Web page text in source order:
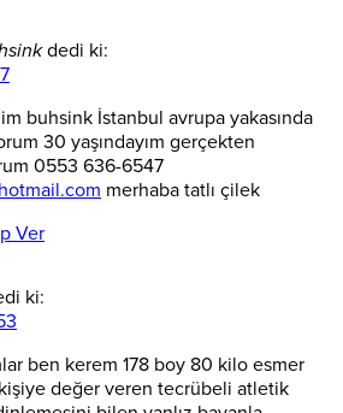
dedi ki:
buhsink İstanbul avrupa yakasında
30 yaşındayım gerçekten
0553 636-6547
merhaba tatlı çilek
Ver
ki:
ben kerem 178 boy 80 kilo esmer
değer veren tecrübeli atletik